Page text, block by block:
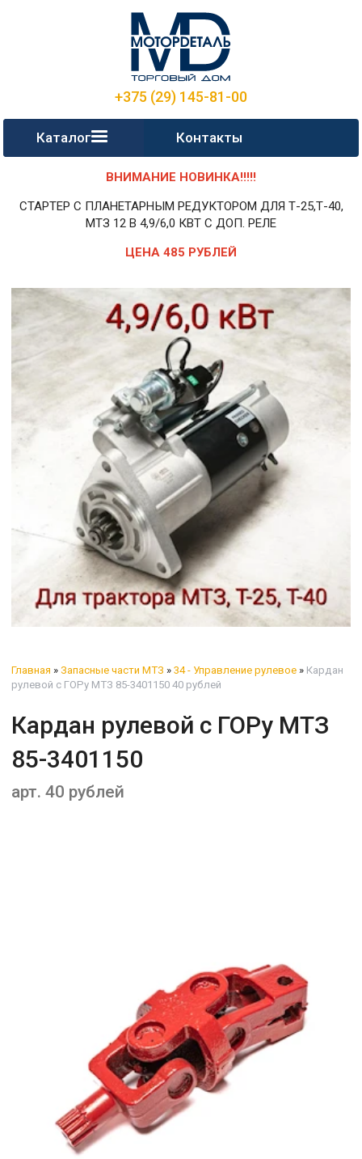
+375 (29) 145-81-00
Каталог Контакты
ВНИМАНИЕ НОВИНКА!!!!!
СТАРТЕР С ПЛАНЕТАРНЫМ РЕДУКТОРОМ ДЛЯ Т-25,Т-40,
МТЗ 12 В 4,9/6,0 КВТ С ДОП. РЕЛЕ
ЦЕНА 485 РУБЛЕЙ
Главная » Запасные части МТЗ » 34 - Управление рулевое » Кардан
рулевой с ГОРу МТЗ 85-3401150 40 рублей
Кардан рулевой с ГОРу МТЗ
85-3401150
арт. 40 рублей